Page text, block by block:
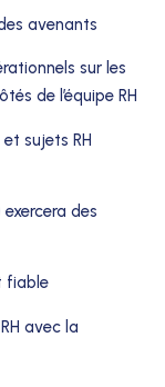
avenants
sur les
de l’équipe RH
sujets RH
des
fiable
avec la